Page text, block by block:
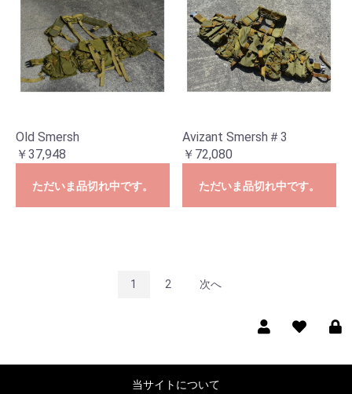
Old Smersh
￥37,948
ただいま品切れ中です。
Avizant Smersh＃3
￥72,080
ただいま品切れ中です。
1 2 次へ
当サイトについて